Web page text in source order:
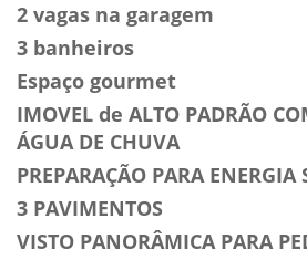
2 vagas na garagem
3 banheiros
Espaço gourmet
IMOVEL de ALTO PADRÃO
ÁGUA DE CHUVA
PREPARAÇÃO PARA ENERGIA
3 PAVIMENTOS
VISTO PANORÂMICA PARA